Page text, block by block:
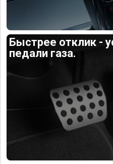
Быстрее отклик -
педали газа.